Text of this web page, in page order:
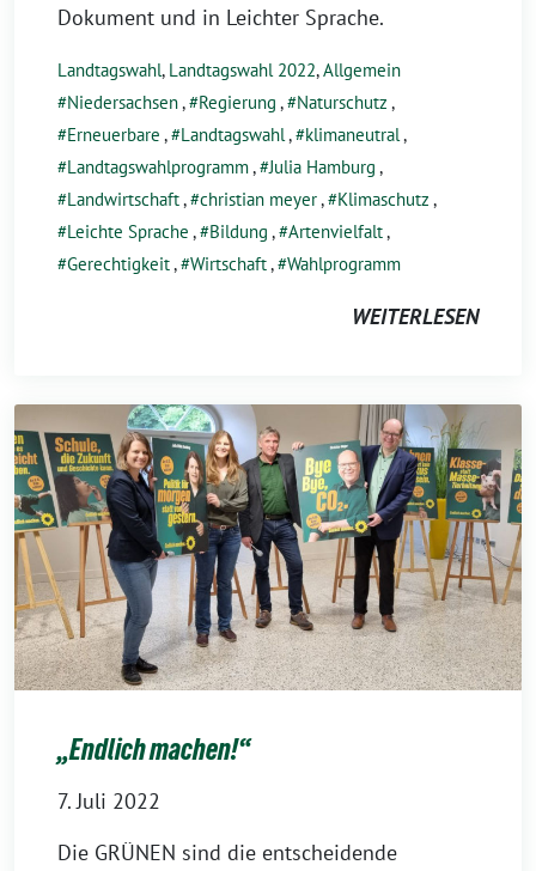
Dokument und in Leichter Sprache.
Landtagswahl, Landtagswahl 2022,Allgemein
Niedersachsen, Regierung , Naturschutz ,
Erneuerbare , Landtagswahl, klimaneutral,
Landtagswahlprogramm, Julia Hamburg ,
Landwirtschaft, christian meyer, Klimaschutz ,
Leichte Sprache , Bildung , Artenvielfalt,
Gerechtigkeit, Wirtschaft, Wahlprogramm
WEITERLESEN
„Endlich machen!“
7. Juli 2022
Die GRÜNEN sind die entscheidende